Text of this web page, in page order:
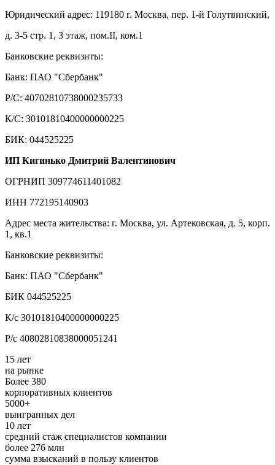
Юридический адрес: 119180 г. Москва, пер. 1-й Голутвинский,
д. 3-5 стр. 1, 3 этаж, пом.II, ком.1
Банковские реквизиты:
Банк: ПАО "Сбербанк"
Р/С: 40702810738000235733
К/С: 30101810400000000225
БИК: 044525225
ИП Кигинько Дмитрий Валентинович
ОГРНИП 309774611401082
ИНН 772195140903
Адрес места жительства: г. Москва, ул. Артековская, д. 5, корп.
1, кв.1
Банковские реквизиты:
Банк: ПАО "Сбербанк"
БИК 044525225
К/с 30101810400000000225
Р/с 40802810838000051241
15 лет
на рынке
Более 380
корпоративных клиентов
5000+
выигранных дел
10 лет
средний стаж специалистов компании
более 276 млн
сумма взысканий в пользу клиентов